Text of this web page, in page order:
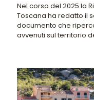
Nel corso del 2025 la
Toscana ha redatto il
documento che
avvenuti sul territorio